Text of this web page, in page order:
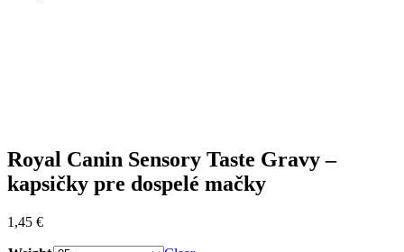
Royal Canin Sensory Taste Gravy –
kapsičky pre dospelé mačky
1,45 €